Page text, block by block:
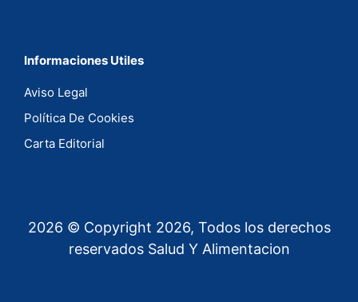
Informaciones Utiles
Aviso Legal
Política De Cookies
Carta Editorial
2026 © Copyright 2026, Todos los derechos
reservados Salud Y Alimentacion